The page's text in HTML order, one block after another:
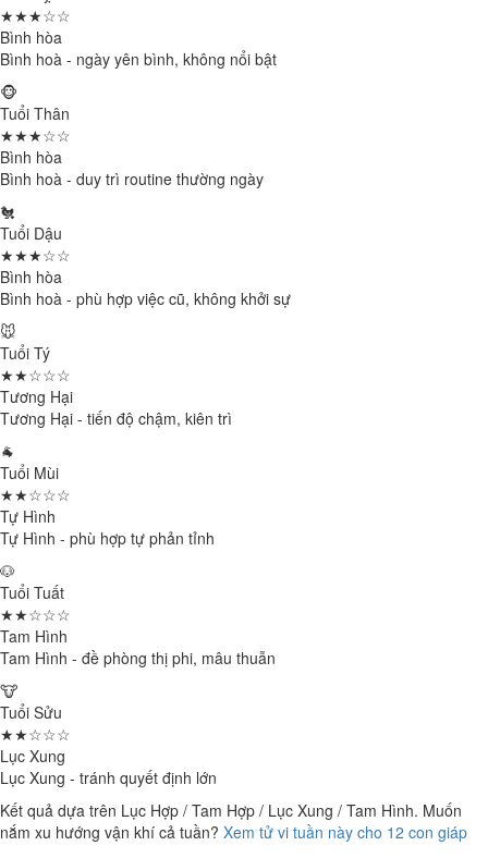
★★★☆☆
Bình hòa
Bình hoà - ngày yên bình, không nổi bật
🐵
Tuổi Thân
★★★☆☆
Bình hòa
Bình hoà - duy trì routine thường ngày
🐔
Tuổi Dậu
★★★☆☆
Bình hòa
Bình hoà - phù hợp việc cũ, không khởi sự
🐭
Tuổi Tý
★★☆☆☆
Tương Hại
Tương Hại - tiến độ chậm, kiên trì
🐐
Tuổi Mùi
★★☆☆☆
Tự Hình
Tự Hình - phù hợp tự phản tỉnh
🐶
Tuổi Tuất
★★☆☆☆
Tam Hình
Tam Hình - đề phòng thị phi, mâu thuẫn
🐮
Tuổi Sửu
★★☆☆☆
Lục Xung
Lục Xung - tránh quyết định lớn
Kết quả dựa trên Lục Hợp / Tam Hợp / Lục Xung / Tam Hình. Muốn
nắm xu hướng vận khí cả tuần? Xem tử vi tuần này cho 12 con giáp